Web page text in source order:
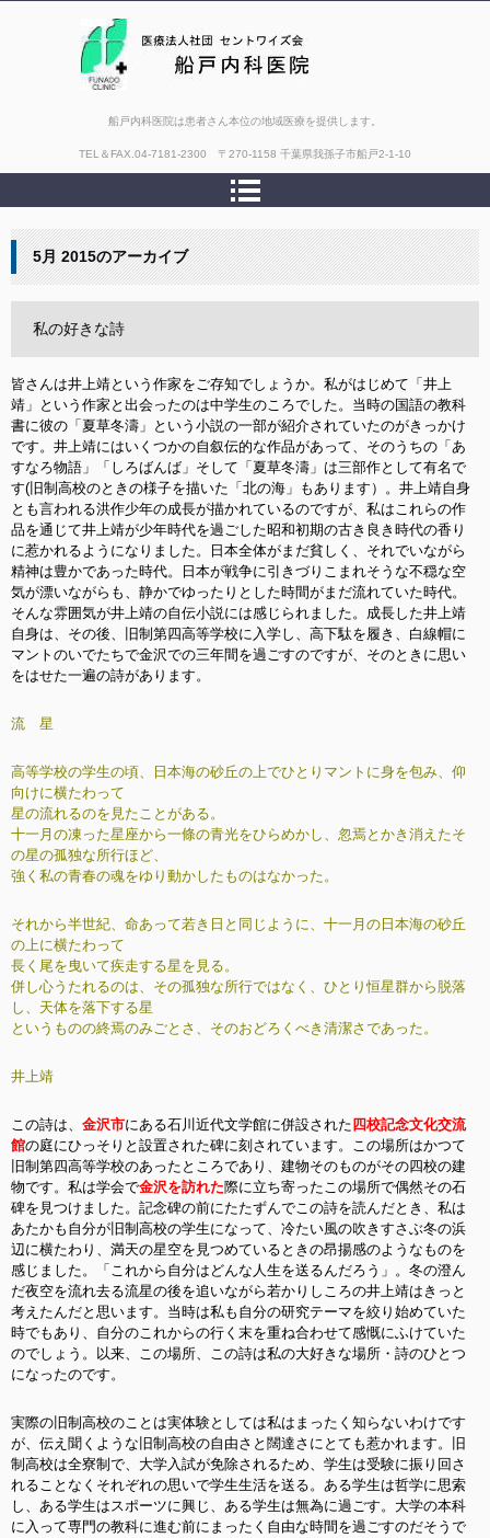
船戸内科医院は患者さん本位の地域医療を提供します。
TEL＆FAX. 04-7181-2300 〒270-1158 千葉県我孫子市船戸2-1-10
5月 2015のアーカイブ
私の好きな詩
皆さんは井上靖という作家をご存知でしょうか。私がはじめて「井上
靖」という作家と出会ったのは中学生のころでした。当時の国語の教科
書に彼の「夏草冬濤」という小説の一部が紹介されていたのがきっかけ
です。井上靖にはいくつかの自叙伝的な作品があって、そのうちの「あ
すなろ物語」「しろばんば」そして「夏草冬濤」は三部作として有名で
す(旧制高校のときの様子を描いた「北の海」もあります）。井上靖自身
とも言われる洪作少年の成長が描かれているのですが、私はこれらの作
品を通じて井上靖が少年時代を過ごした昭和初期の古き良き時代の香り
に惹かれるようになりました。日本全体がまだ貧しく、それでいながら
精神は豊かであった時代。日本が戦争に引きづりこまれそうな不穏な空
気が漂いながらも、静かでゆったりとした時間がまだ流れていた時代。
そんな雰囲気が井上靖の自伝小説には感じられました。成長した井上靖
自身は、その後、旧制第四高等学校に入学し、高下駄を履き、白線帽に
マントのいでたちで金沢での三年間を過ごすのですが、そのときに思い
をはせた一遍の詩があります。
流 星
高等学校の学生の頃、日本海の砂丘の上でひとりマントに身を包み、仰
向けに横たわって
星の流れるのを見たことがある。
十一月の凍った星座から一條の青光をひらめかし、忽焉とかき消えたそ
の星の孤独な所行ほど、
強く私の青春の魂をゆり動かしたものはなかった。
それから半世紀、命あって若き日と同じように、十一月の日本海の砂丘
の上に横たわって
長く尾を曳いて疾走する星を見る。
併し心うたれるのは、その孤独な所行ではなく、ひとり恒星群から脱落
し、天体を落下する星
というものの終焉のみごとさ、そのおどろくべき清潔さであった。
井上靖
この詩は、 金沢市にある石川近代文学館に併設された 四校記念文化交流
館の庭にひっそりと設置された碑に刻されています。この場所はかつて
旧制第四高等学校のあったところであり、建物そのものがその四校の建
物です。私は学会で金沢を訪れた際に立ち寄ったこの場所で偶然その石
碑を見つけました。記念碑の前にたたずんでこの詩を読んだとき、私は
あたかも自分が旧制高校の学生になって、冷たい風の吹きすさぶ冬の浜
辺に横たわり、満天の星空を見つめているときの昂揚感のようなものを
感じました。「これから自分はどんな人生を送るんだろう」。冬の澄ん
だ夜空を流れ去る流星の後を追いながら若かりしころの井上靖はきっと
考えたんだと思います。当時は私も自分の研究テーマを絞り始めていた
時でもあり、自分のこれからの行く末を重ね合わせて感慨にふけていた
のでしょう。以来、この場所、この詩は私の大好きな場所・詩のひとつ
になったのです。
実際の旧制高校のことは実体験としては私はまったく知らないわけです
が、伝え聞くような旧制高校の自由さと闊達さにとても惹かれます。旧
制高校は全寮制で、大学入試が免除されるため、学生は受験に振り回さ
れることなくそれぞれの思いで学生生活を送る。ある学生は哲学に思索
し、ある学生はスポーツに興じ、ある学生は無為に過ごす。大学の本科
に入って専門の教科に進む前にまったく自由な時間を過ごすのだそうで